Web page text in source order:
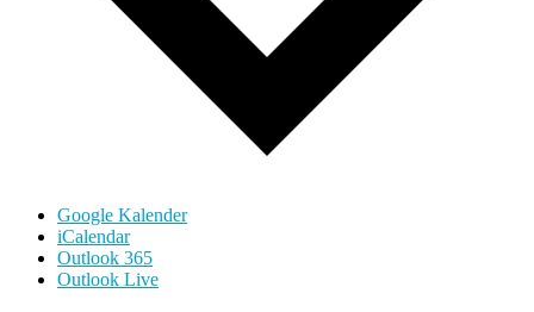
Google Kalender
iCalendar
Outlook 365
Outlook Live